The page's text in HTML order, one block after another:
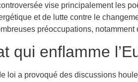
vise principalement les
et de lutte contre le
préoccupations,
qui enflamme
loi a provoqué des discussions